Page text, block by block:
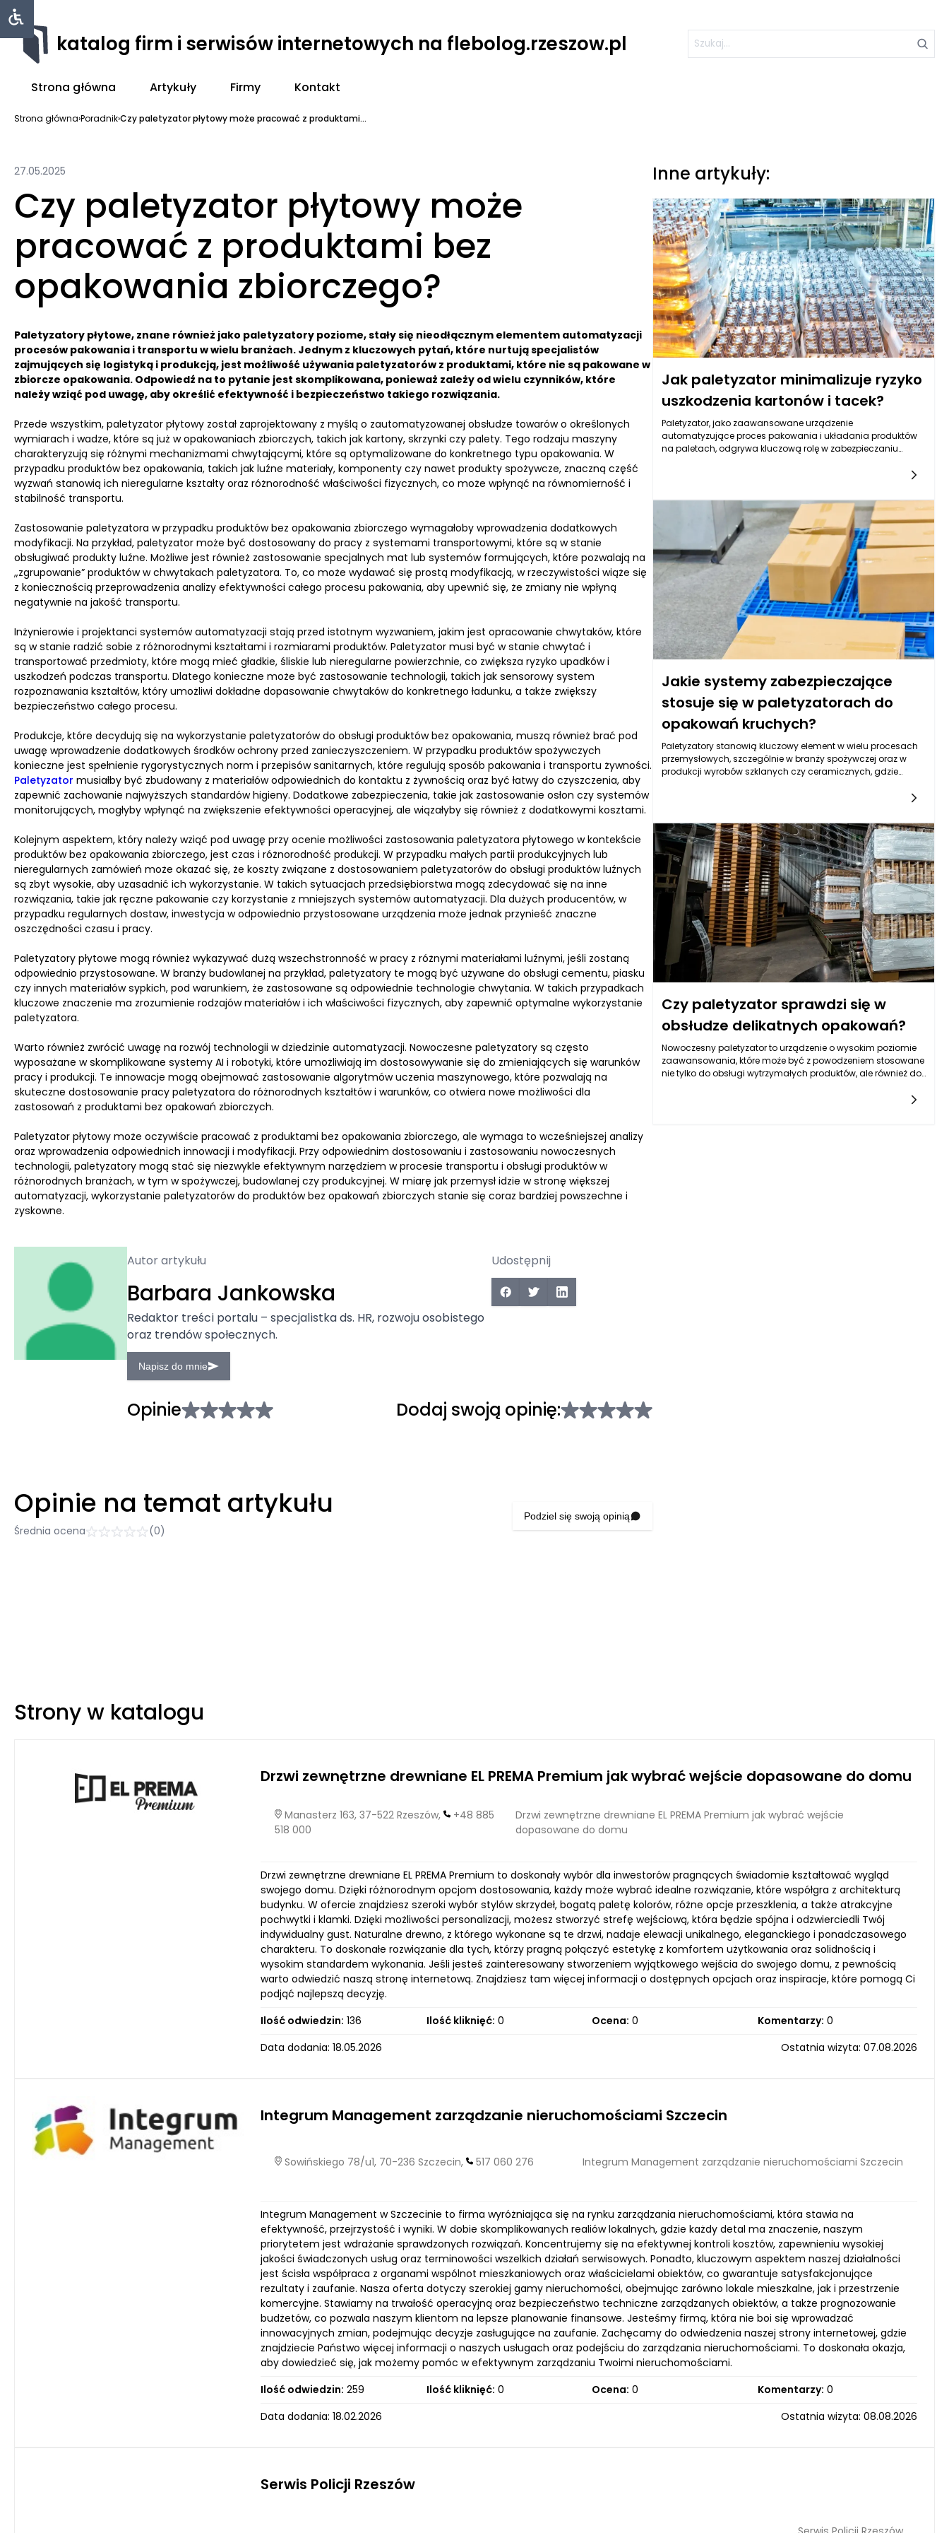
katalog firm i serwisów internetowych na flebolog.rzeszow.pl
Strona główna Artykuły Firmy Kontakt
Strona główna›Poradnik›Czy paletyzator płytowy może pracować z produktami...
27.05.2025
Czy paletyzator płytowy może
pracować z produktami bez
opakowania zbiorczego?
Paletyzatory płytowe, znane również jako paletyzatory poziome, stały się nieodłącznym elementem automatyzacji
procesów pakowania i transportu w wielu branżach. Jednym z kluczowych pytań, które nurtują specjalistów
zajmujących się logistyką i produkcją, jest możliwość używania paletyzatorów z produktami, które nie są pakowane w
zbiorcze opakowania. Odpowiedź na to pytanie jest skomplikowana, ponieważ zależy od wielu czynników, które
należy wziąć pod uwagę, aby określić efektywność i bezpieczeństwo takiego rozwiązania.
Przede wszystkim, paletyzator płytowy został zaprojektowany z myślą o zautomatyzowanej obsłudze towarów o określonych
wymiarach i wadze, które są już w opakowaniach zbiorczych, takich jak kartony, skrzynki czy palety. Tego rodzaju maszyny
charakteryzują się różnymi mechanizmami chwytającymi, które są optymalizowane do konkretnego typu opakowania. W
przypadku produktów bez opakowania, takich jak luźne materiały, komponenty czy nawet produkty spożywcze, znaczną część
wyzwań stanowią ich nieregularne kształty oraz różnorodność właściwości fizycznych, co może wpłynąć na równomierność i
stabilność transportu.
Zastosowanie paletyzatora w przypadku produktów bez opakowania zbiorczego wymagałoby wprowadzenia dodatkowych
modyfikacji. Na przykład, paletyzator może być dostosowany do pracy z systemami transportowymi, które są w stanie
obsługiwać produkty luźne. Możliwe jest również zastosowanie specjalnych mat lub systemów formujących, które pozwalają na
„zgrupowanie” produktów w chwytakach paletyzatora. To, co może wydawać się prostą modyfikacją, w rzeczywistości wiąże się
z koniecznością przeprowadzenia analizy efektywności całego procesu pakowania, aby upewnić się, że zmiany nie wpłyną
negatywnie na jakość transportu.
Inżynierowie i projektanci systemów automatyzacji stają przed istotnym wyzwaniem, jakim jest opracowanie chwytaków, które
są w stanie radzić sobie z różnorodnymi kształtami i rozmiarami produktów. Paletyzator musi być w stanie chwytać i
transportować przedmioty, które mogą mieć gładkie, śliskie lub nieregularne powierzchnie, co zwiększa ryzyko upadków i
uszkodzeń podczas transportu. Dlatego konieczne może być zastosowanie technologii, takich jak sensorowy system
rozpoznawania kształtów, który umożliwi dokładne dopasowanie chwytaków do konkretnego ładunku, a także zwiększy
bezpieczeństwo całego procesu.
Produkcje, które decydują się na wykorzystanie paletyzatorów do obsługi produktów bez opakowania, muszą również brać pod
uwagę wprowadzenie dodatkowych środków ochrony przed zanieczyszczeniem. W przypadku produktów spożywczych
konieczne jest spełnienie rygorystycznych norm i przepisów sanitarnych, które regulują sposób pakowania i transportu żywności.
Paletyzator musiałby być zbudowany z materiałów odpowiednich do kontaktu z żywnością oraz być łatwy do czyszczenia, aby
zapewnić zachowanie najwyższych standardów higieny. Dodatkowe zabezpieczenia, takie jak zastosowanie osłon czy systemów
monitorujących, mogłyby wpłynąć na zwiększenie efektywności operacyjnej, ale wiązałyby się również z dodatkowymi kosztami.
Kolejnym aspektem, który należy wziąć pod uwagę przy ocenie możliwości zastosowania paletyzatora płytowego w kontekście
produktów bez opakowania zbiorczego, jest czas i różnorodność produkcji. W przypadku małych partii produkcyjnych lub
nieregularnych zamówień może okazać się, że koszty związane z dostosowaniem paletyzatorów do obsługi produktów luźnych
są zbyt wysokie, aby uzasadnić ich wykorzystanie. W takich sytuacjach przedsiębiorstwa mogą zdecydować się na inne
rozwiązania, takie jak ręczne pakowanie czy korzystanie z mniejszych systemów automatyzacji. Dla dużych producentów, w
przypadku regularnych dostaw, inwestycja w odpowiednio przystosowane urządzenia może jednak przynieść znaczne
oszczędności czasu i pracy.
Paletyzatory płytowe mogą również wykazywać dużą wszechstronność w pracy z różnymi materiałami luźnymi, jeśli zostaną
odpowiednio przystosowane. W branży budowlanej na przykład, paletyzatory te mogą być używane do obsługi cementu, piasku
czy innych materiałów sypkich, pod warunkiem, że zastosowane są odpowiednie technologie chwytania. W takich przypadkach
kluczowe znaczenie ma zrozumienie rodzajów materiałów i ich właściwości fizycznych, aby zapewnić optymalne wykorzystanie
paletyzatora.
Warto również zwrócić uwagę na rozwój technologii w dziedzinie automatyzacji. Nowoczesne paletyzatory są często
wyposażane w skomplikowane systemy AI i robotyki, które umożliwiają im dostosowywanie się do zmieniających się warunków
pracy i produkcji. Te innowacje mogą obejmować zastosowanie algorytmów uczenia maszynowego, które pozwalają na
skuteczne dostosowanie pracy paletyzatora do różnorodnych kształtów i warunków, co otwiera nowe możliwości dla
zastosowań z produktami bez opakowań zbiorczych.
Paletyzator płytowy może oczywiście pracować z produktami bez opakowania zbiorczego, ale wymaga to wcześniejszej analizy
oraz wprowadzenia odpowiednich innowacji i modyfikacji. Przy odpowiednim dostosowaniu i zastosowaniu nowoczesnych
technologii, paletyzatory mogą stać się niezwykle efektywnym narzędziem w procesie transportu i obsługi produktów w
różnorodnych branżach, w tym w spożywczej, budowlanej czy produkcyjnej. W miarę jak przemysł idzie w stronę większej
automatyzacji, wykorzystanie paletyzatorów do produktów bez opakowań zbiorczych stanie się coraz bardziej powszechne i
zyskowne.
Autor artykułu
Barbara Jankowska
Redaktor treści portalu – specjalistka ds. HR, rozwoju osobistego
oraz trendów społecznych.
Napisz do mnie
Udostępnij
Opinie Dodaj swoją opinię:
Opinie na temat artykułu
Średnia ocena (0)
Podziel się swoją opinią
Inne artykuły:
Jak paletyzator minimalizuje ryzyko
uszkodzenia kartonów i tacek?
Paletyzator, jako zaawansowane urządzenie
automatyzujące proces pakowania i układania produktów
na paletach, odgrywa kluczową rolę w zabezpieczaniu
błędy, które mogą prowadzić do zgniecenia, uszkodzeń czy
zarysowań. Dzięki precyzyjnym mechanizmom i
nowoczesnej technologii, paletyzator eliminuje ryzyko
związane z ludzkim błędem, oferując stałą, wysoką jakość
pakowania.
Jakie systemy zabezpieczające
stosuje się w paletyzatorach do
opakowań kruchych?
Paletyzatory stanowią kluczowy element w wielu procesach
przemysłowych, szczególnie w branży spożywczej oraz w
produkcji wyrobów szklanych czy ceramicznych, gdzie
paletyzatora polega na automatyzacji procesu pakowania
produkcji i poprawia organizację. Jednak w przypadku
opakowań kruchych, takich jak szkło czy delikatne produkty
spożywcze, niezwykle istotne jest wdrożenie odpowiednich
systemów zabezpieczających, które minimalizują ryzyko
uszkodzeń oraz zapewniają bezpieczeństwo operacji.
Czy paletyzator sprawdzi się w
obsłudze delikatnych opakowań?
Nowoczesny paletyzator to urządzenie o wysokim poziomie
zaawansowania, które może być z powodzeniem stosowane
nie tylko do obsługi wytrzymałych produktów, ale również do
ostrożności. Mowa tu m.in. o szklanych butelkach, puszkach
Strony w katalogu
Drzwi zewnętrzne drewniane EL PREMA Premium jak wybrać wejście dopasowane do domu
Manasterz 163, 37-522 Rzeszów,
+48 885
518 000
Drzwi zewnętrzne drewniane EL PREMA Premium jak wybrać wejście
dopasowane do domu
Drzwi zewnętrzne drewniane EL PREMA Premium to doskonały wybór dla inwestorów pragnących świadomie kształtować wygląd
swojego domu. Dzięki różnorodnym opcjom dostosowania, każdy może wybrać idealne rozwiązanie, które współgra z architekturą
budynku. W ofercie znajdziesz szeroki wybór stylów skrzydeł, bogatą paletę kolorów, różne opcje przeszklenia, a także atrakcyjne
pochwytki i klamki. Dzięki możliwości personalizacji, możesz stworzyć strefę wejściową, która będzie spójna i odzwierciedli Twój
indywidualny gust. Naturalne drewno, z którego wykonane są te drzwi, nadaje elewacji unikalnego, eleganckiego i ponadczasowego
charakteru. To doskonałe rozwiązanie dla tych, którzy pragną połączyć estetykę z komfortem użytkowania oraz solidnością i
wysokim standardem wykonania. Jeśli jesteś zainteresowany stworzeniem wyjątkowego wejścia do swojego domu, z pewnością
warto odwiedzić naszą stronę internetową. Znajdziesz tam więcej informacji o dostępnych opcjach oraz inspiracje, które pomogą Ci
podjąć najlepszą decyzję.
Ilość odwiedzin: 136 Ilość kliknięć: 0 Ocena: 0 Komentarzy: 0
Data dodania: 18.05.2026
Ostatnia wizyta: 07.08.2026
Integrum Management zarządzanie nieruchomościami Szczecin
Sowińskiego 78/u1, 70-236 Szczecin, 517 060 276 Integrum Management zarządzanie nieruchomościami Szczecin
Integrum Management w Szczecinie to firma wyróżniająca się na rynku zarządzania nieruchomościami, która stawia na
efektywność, przejrzystość i wyniki. W dobie skomplikowanych realiów lokalnych, gdzie każdy detal ma znaczenie, naszym
priorytetem jest wdrażanie sprawdzonych rozwiązań. Koncentrujemy się na efektywnej kontroli kosztów, zapewnieniu wysokiej
jakości świadczonych usług oraz terminowości wszelkich działań serwisowych. Ponadto, kluczowym aspektem naszej działalności
jest ścisła współpraca z organami wspólnot mieszkaniowych oraz właścicielami obiektów, co gwarantuje satysfakcjonujące
rezultaty i zaufanie. Nasza oferta dotyczy szerokiej gamy nieruchomości, obejmując zarówno lokale mieszkalne, jak i przestrzenie
komercyjne. Stawiamy na trwałość operacyjną oraz bezpieczeństwo techniczne zarządzanych obiektów, a także prognozowanie
budżetów, co pozwala naszym klientom na lepsze planowanie finansowe. Jesteśmy firmą, która nie boi się wprowadzać
innowacyjnych zmian, podejmując decyzje zasługujące na zaufanie. Zachęcamy do odwiedzenia naszej strony internetowej, gdzie
znajdziecie Państwo więcej informacji o naszych usługach oraz podejściu do zarządzania nieruchomościami. To doskonała okazja,
aby dowiedzieć się, jak możemy pomóc w efektywnym zarządzaniu Twoimi nieruchomościami.
Ilość odwiedzin: 259 Ilość kliknięć: 0 Ocena: 0 Komentarzy: 0
Data dodania: 18.02.2026
Ostatnia wizyta: 08.08.2026
Serwis Policji Rzeszów